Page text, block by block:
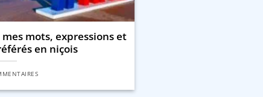
mots, expressions et
en niçois